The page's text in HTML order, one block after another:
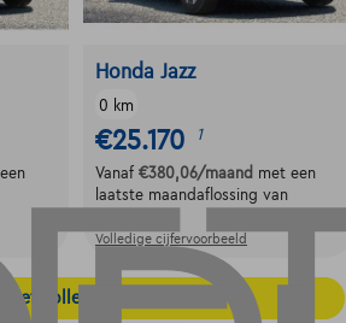
Honda Jazz
0 km
€25.170 1
Vanaf €380,06/maand met een
laatste maandaflossing van
Volledige cijfervoorbeeld
het volledige aanbod